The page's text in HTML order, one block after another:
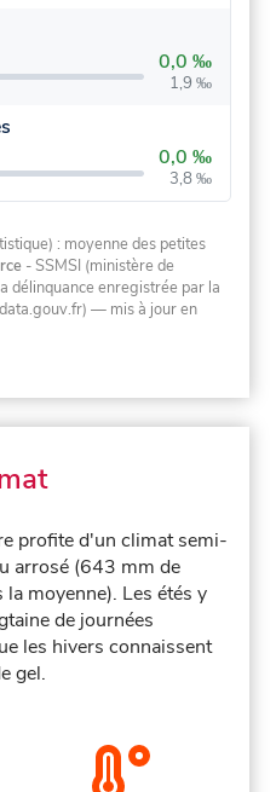
0,0 ‰
1,9 ‰
0,0 ‰
3,8 ‰
: moyenne des petites
- SSMSI (ministère de
délinquance enregistrée par la
— mis à jour en
profite d'un climat semi-
arrosé (643 mm de
moyenne). Les étés y
de journées
les hivers connaissent
gel.